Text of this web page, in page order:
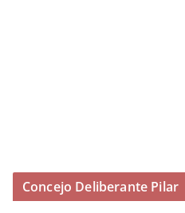
Concejo Deliberante Pilar